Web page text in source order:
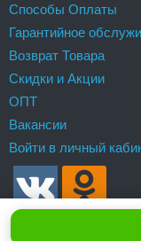
Способы Оплаты
Гарантийное
Возврат Товара
Скидки и Акции
ОПТ
Вакансии
Войти в личный